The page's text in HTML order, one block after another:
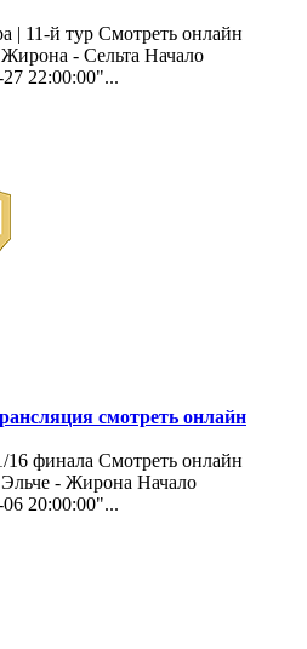
| 11-й тур Смотреть онлайн
- Сельта Начало
22:00:00"...
смотреть онлайн
финала Смотреть онлайн
- Жирона Начало
20:00:00"...